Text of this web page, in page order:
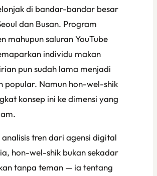
di bandar-bandar besar
dan Busan. Program
mahupun saluran YouTube
individu makan
pun sudah lama menjadi
popular. Namun hon-wel-shik
konsep ini ke dimensi yang
analisis tren dari agensi digital
hon-wel-shik bukan sekadar
tanpa teman — ia tentang